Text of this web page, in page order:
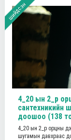
шийдсэн
4_20 ын 2_р
сантехникийн
доошоо (138
4_20 ын 2_р орцны
шугамын давхраас